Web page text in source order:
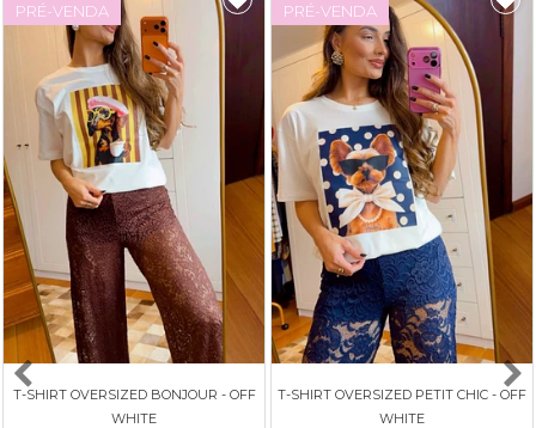
PRÉ-VENDA
T-SHIRT OVERSIZED BONJOUR - OFF
WHITE
PRÉ-VENDA
T-SHIRT OVERSIZED PETIT CHIC - OFF
WHITE